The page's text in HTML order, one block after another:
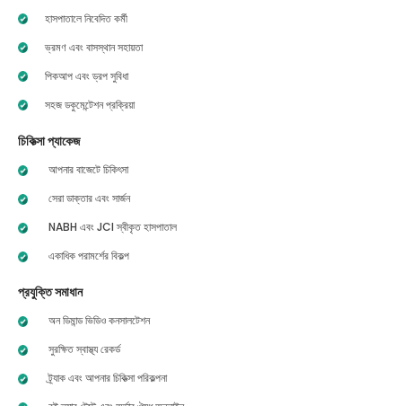
হাসপাতালে নিবেদিত কর্মী
ভ্রমণ এবং বাসস্থান সহায়তা
পিকআপ এবং ড্রপ সুবিধা
সহজ ডকুমেন্টেশন প্রক্রিয়া
চিকিত্সা প্যাকেজ
আপনার বাজেটে চিকিৎসা
সেরা ডাক্তার এবং সার্জন
NABH এবং JCI স্বীকৃত হাসপাতাল
একাধিক পরামর্শের বিকল্প
প্রযুক্তি সমাধান
অন ডিমান্ড ভিডিও কনসালটেশন
সুরক্ষিত স্বাস্থ্য রেকর্ড
ট্র্যাক এবং আপনার চিকিত্সা পরিকল্পনা